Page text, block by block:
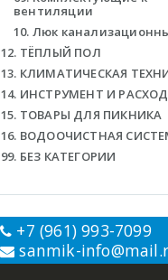
вентиляции
10. Люк
12. ТЁПЛЫЙ ПОЛ
13. КЛИМАТИЧЕСКАЯ
14. ИНСТРУМЕНТ И
15. ТОВАРЫ ДЛЯ ПИКНИКА
16. ВОДООЧИСТНАЯ
99. БЕЗ КАТЕГОРИИ
+7 (961) 993-7099
sanmik-info